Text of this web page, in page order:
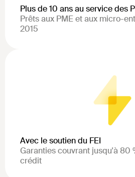
Plus de 10 ans au service des
Prêts aux PME et aux micro-
2015
Avec le soutien du FEI
Garanties couvrant jusqu'à 80
crédit